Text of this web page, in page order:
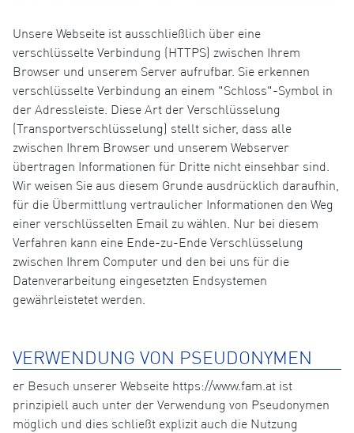
Unsere Webseite ist ausschließlich über eine
verschlüsselte Verbindung (HTTPS) zwischen Ihrem
Browser und unserem Server aufrufbar. Sie erkennen
verschlüsselte Verbindung an einem "Schloss"-Symbol in
der Adressleiste. Diese Art der Verschlüsselung
(Transportverschlüsselung) stellt sicher, dass alle
zwischen Ihrem Browser und unserem Webserver
übertragen Informationen für Dritte nicht einsehbar sind.
Wir weisen Sie aus diesem Grunde ausdrücklich daraufhin,
für die Übermittlung vertraulicher Informationen den Weg
einer verschlüsselten Email zu wählen. Nur bei diesem
Verfahren kann eine Ende-zu-Ende Verschlüsselung
zwischen Ihrem Computer und den bei uns für die
Datenverarbeitung eingesetzten Endsystemen
gewährleistetet werden.
VERWENDUNG VON PSEUDONYMEN
er Besuch unserer Webseite https://www.fam.at ist
prinzipiell auch unter der Verwendung von Pseudonymen
möglich und dies schließt explizit auch die Nutzung